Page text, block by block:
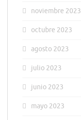
noviembre 2023
octubre 2023
agosto 2023
julio 2023
junio 2023
mayo 2023